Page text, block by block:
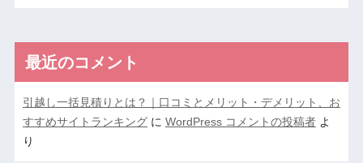
最近のコメント
引越し一括見積りとは？｜口コミとメリット・デメリット、お
すすめサイトランキングに WordPress コメントの投稿者よ
り